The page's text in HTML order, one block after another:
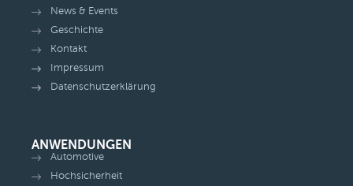
News & Events
Geschichte
Kontakt
Impressum
Datenschutzerklärung
ANWENDUNGEN
Automotive
Hochsicherheit